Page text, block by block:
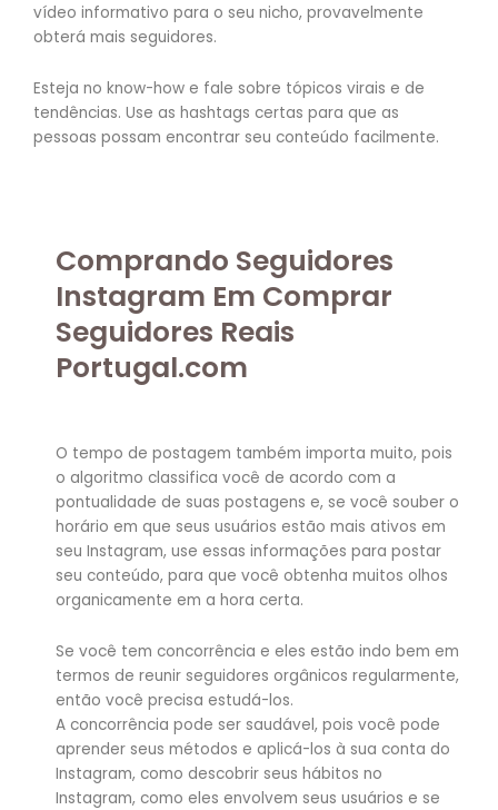
vídeo informativo para o seu nicho, provavelmente
obterá mais seguidores.
Esteja no know-how e fale sobre tópicos virais e de
tendências. Use as hashtags certas para que as
pessoas possam encontrar seu conteúdo facilmente.
Comprando Seguidores
Instagram Em Comprar
Seguidores Reais
Portugal.com
O tempo de postagem também importa muito, pois
o algoritmo classifica você de acordo com a
pontualidade de suas postagens e, se você souber o
horário em que seus usuários estão mais ativos em
seu Instagram, use essas informações para postar
seu conteúdo, para que você obtenha muitos olhos
organicamente em a hora certa.
Se você tem concorrência e eles estão indo bem em
termos de reunir seguidores orgânicos regularmente,
então você precisa estudá-los.
A concorrência pode ser saudável, pois você pode
aprender seus métodos e aplicá-los à sua conta do
Instagram, como descobrir seus hábitos no
Instagram, como eles envolvem seus usuários e se